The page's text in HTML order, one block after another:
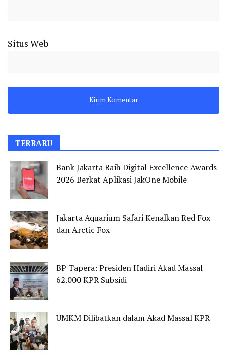
Situs Web
TERBARU
Bank Jakarta Raih Digital Excellence Awards
2026 Berkat Aplikasi JakOne Mobile
Jakarta Aquarium Safari Kenalkan Red Fox
dan Arctic Fox
BP Tapera: Presiden Hadiri Akad Massal
62.000 KPR Subsidi
UMKM Dilibatkan dalam Akad Massal KPR